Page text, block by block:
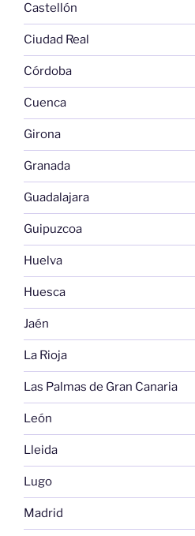
Castellón
Ciudad Real
Córdoba
Cuenca
Girona
Granada
Guadalajara
Guipuzcoa
Huelva
Huesca
Jaén
La Rioja
Las Palmas de Gran Canaria
León
Lleida
Lugo
Madrid